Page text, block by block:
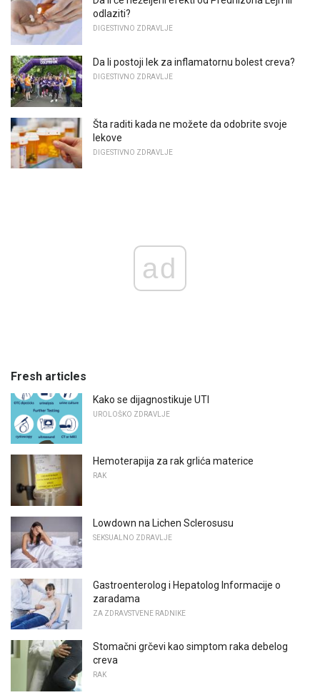
odlaziti?
DIGESTIVNO ZDRAVLJE
Da li postoji lek za inflamatornu bolest creva?
DIGESTIVNO ZDRAVLJE
Šta raditi kada ne možete da odobrite svoje
lekove
DIGESTIVNO ZDRAVLJE
ad
Fresh articles
Kako se dijagnostikuje UTI
UROLOŠKO ZDRAVLJE
Hemoterapija za rak grlića materice
RAK
Lowdown na Lichen Sclerosusu
SEKSUALNO ZDRAVLJE
Gastroenterolog i Hepatolog Informacije o
zaradama
ZA ZDRAVSTVENE RADNIKE
Stomačni grčevi kao simptom raka debelog
creva
RAK